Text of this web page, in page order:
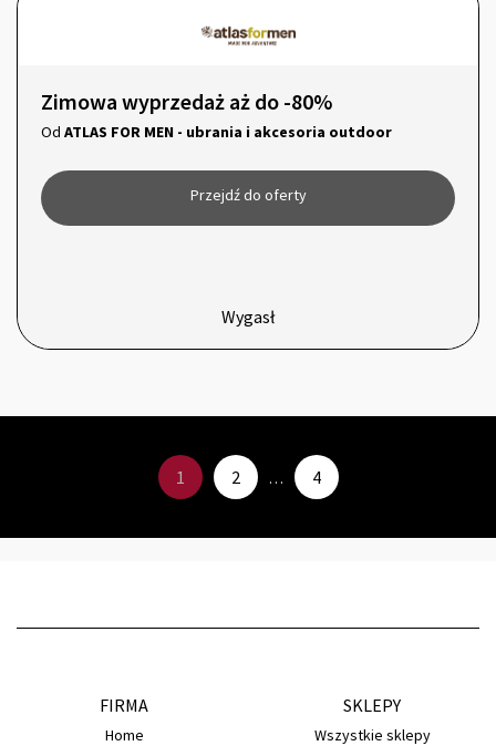
Zimowa wyprzedaż aż do -80%
Od ATLAS FOR MEN - ubrania i akcesoria outdoor
Przejdź do oferty
Wygasł
1 2 … 4
FIRMA
Home
SKLEPY
Wszystkie sklepy